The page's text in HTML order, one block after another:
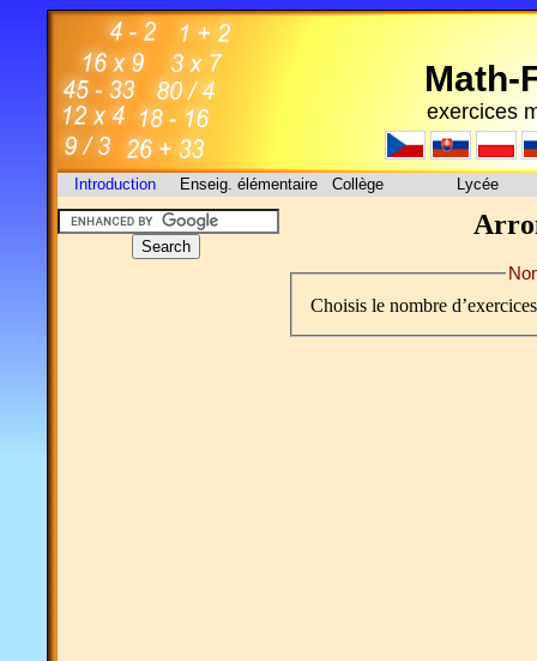
Math-
exercices
Introduction Enseig. élémentaire Collège Lycée
Choisis le nombre